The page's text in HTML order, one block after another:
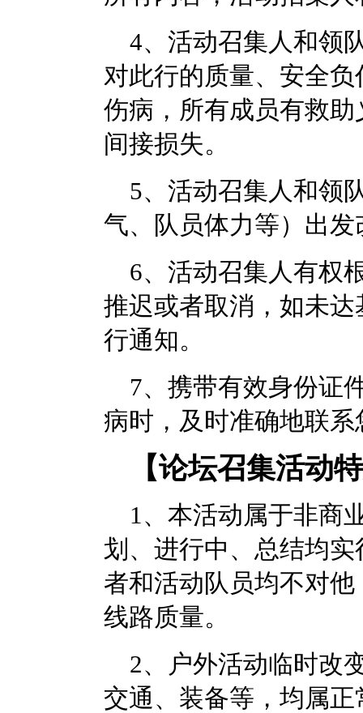
4、活动召集人和领
对此行的质量、安全
伤病，所有成员有救
间接损失。
5、活动召集人和领
气、队员体力等）出
6、活动召集人有权
推迟或者取消，如未
行通知。
7、携带有效身份证
病时，及时准确地联
【论坛召集活动
1 、本活动属于非商
划、进行中、总结均
者和活动队员均不对
线路质量。
2、户外活动临时改
交通、装备等，均属